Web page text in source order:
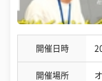
開催日時
開催場所